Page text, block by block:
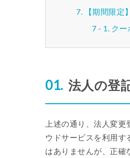
【期間限定
クー
法人の登
上述の通り、法人変
ウドサービスを利用
はありませんが、正確